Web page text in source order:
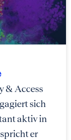
& Access
sich
aktiv in
er